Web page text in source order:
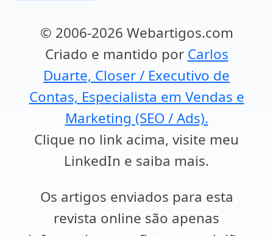
© 2006-2026 Webartigos.com
Criado e mantido por Carlos
Duarte, Closer / Executivo de
Contas, Especialista em Vendas e
Marketing (SEO / Ads).
Clique no link acima, visite meu
LinkedIn e saiba mais.
Os artigos enviados para esta
revista online são apenas